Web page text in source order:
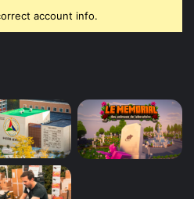
account info.